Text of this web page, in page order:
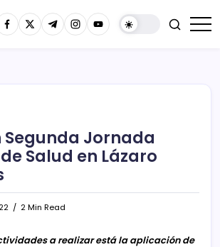
Jornada
Salud en Lázaro
2 Min Read
a realizar está la aplicación de